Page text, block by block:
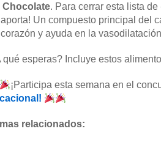
Chocolate. Para cerrar esta lista
aporta! Un compuesto principal del
corazón y ayuda en la
qué esperas? Incluye estos
¡Participa esta semana en el
relacionados: